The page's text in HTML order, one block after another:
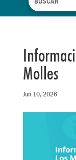
Molles
Jun 10, 2026